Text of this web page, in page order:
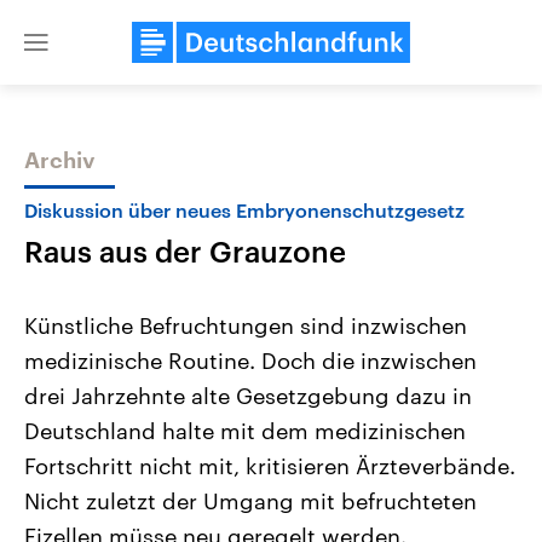
Close
Themen
Landtagswahl Sachsen-Anhalt
2026
Alle Informationen
Sachsen-Anhalt wählt am 6.
September 2026 einen neuen
Landtag. Seit 2021 wird das
Bundesland von einer Koalition aus
USA
Aktuelle Beiträge,
Hintergründe
Wirtschaftlich und
gehören die Vereinigten
mit großem Einfluss auf
Archiv
Diskussion über neues Embryonenschutzgesetz
Raus aus der Grauzone
Künstliche Befruchtungen sind inzwischen
medizinische Routine. Doch die inzwischen
drei Jahrzehnte alte Gesetzgebung dazu in
Deutschland halte mit dem medizinischen
Fortschritt nicht mit, kritisieren Ärzteverbände.
Nicht zuletzt der Umgang mit befruchteten
Eizellen müsse neu geregelt werden.